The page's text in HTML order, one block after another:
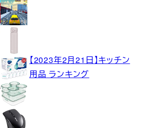
【2023年2月21日】キッチン
用品 ランキング